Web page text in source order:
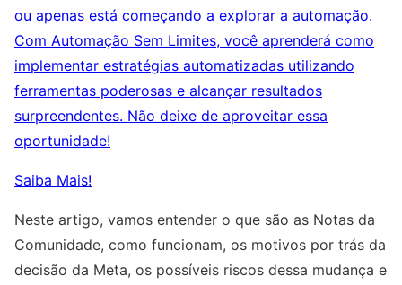
ou apenas está começando a explorar a automação.
Com Automação Sem Limites, você aprenderá como
implementar estratégias automatizadas utilizando
ferramentas poderosas e alcançar resultados
surpreendentes. Não deixe de aproveitar essa
oportunidade!
Saiba Mais!
Neste artigo, vamos entender o que são as Notas da
Comunidade, como funcionam, os motivos por trás da
decisão da Meta, os possíveis riscos dessa mudança e